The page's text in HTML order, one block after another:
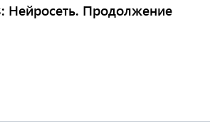
Нейросеть. Продолжение